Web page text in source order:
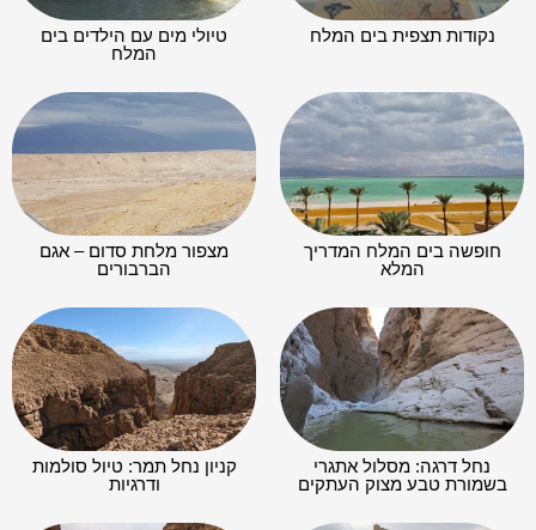
נקודות תצפית בים המלח
טיולי מים עם הילדים בים
המלח
חופשה בים המלח המדריך
המלא
מצפור מלחת סדום – אגם
הברבורים
נחל דרגה: מסלול אתגרי
בשמורת טבע מצוק העתקים
קניון נחל תמר: טיול סולמות
ודרגיות